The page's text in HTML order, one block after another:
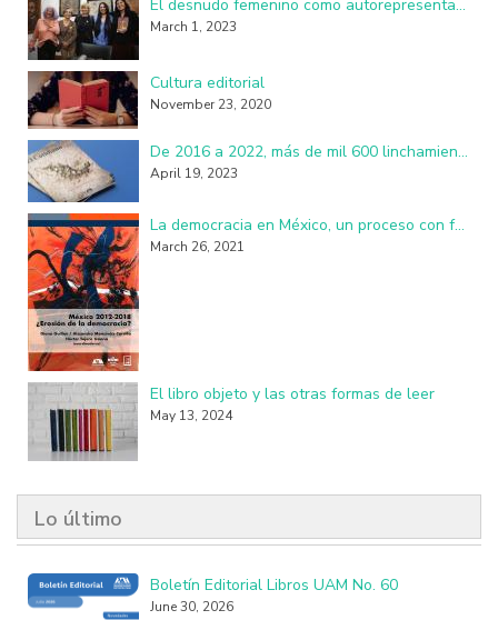
El desnudo femenino como autorepresentación resulta perturbador y subversivo
March 1, 2023
Cultura editorial
November 23, 2020
De 2016 a 2022, más de mil 600 linchamientos en México: investigadores de la UAM
April 19, 2023
La democracia en México, un proceso con fallas, imperfecciones y seudo practicantes
March 26, 2021
El libro objeto y las otras formas de leer
May 13, 2024
Lo último
Boletín Editorial Libros UAM No. 60
June 30, 2026